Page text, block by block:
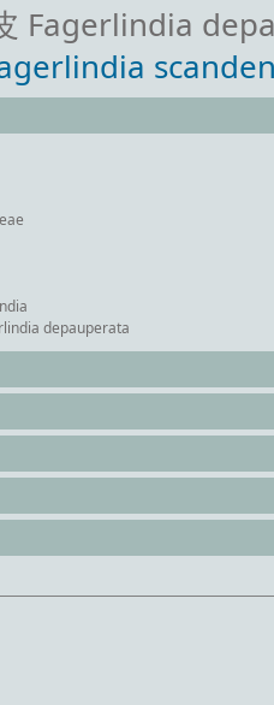
Fagerlindia
depauperata